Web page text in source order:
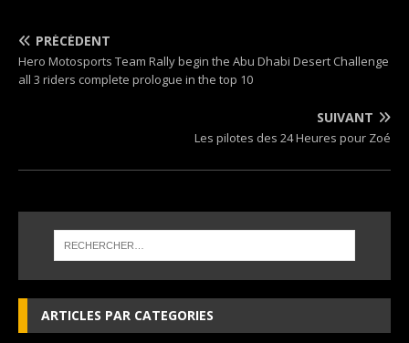
PRÉCÉDENT
Hero Motosports Team Rally begin the Abu Dhabi Desert Challenge
all 3 riders complete prologue in the top 10
SUIVANT
Les pilotes des 24 Heures pour Zoé
ARTICLES PAR CATEGORIES